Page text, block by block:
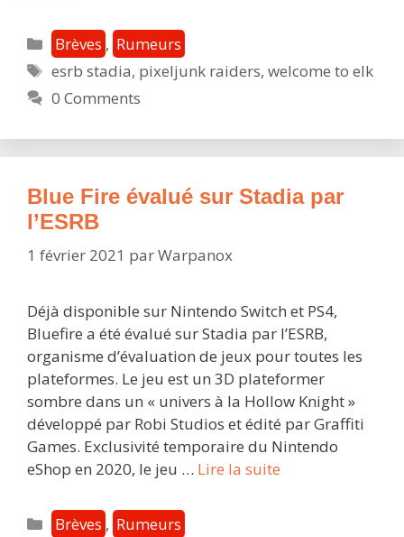
Elk
et
PixelJunk
Raiders
par
:
bientôt
sur
Stadia
Catégories
Brèves , Rumeurs
Étiquettes
esrb stadia, pixeljunk raiders,welcome to elk
0 Comments
Blue Fire évalué sur Stadia par
l’ESRB
1 février 2021 parWarpanox
Déjà disponible sur Nintendo Switch et PS4,
Bluefire a été évalué sur Stadia par l’ESRB,
organisme d’évaluation de jeux pour toutes les
plateformes. Le jeu est un 3D plateformer
sombre dans un « univers à la Hollow Knight »
développé par Robi Studios et édité par Graffiti
Games. Exclusivité temporaire du Nintendo
eShop en 2020, le jeu … Lire la suite
Catégories
Brèves , Rumeurs